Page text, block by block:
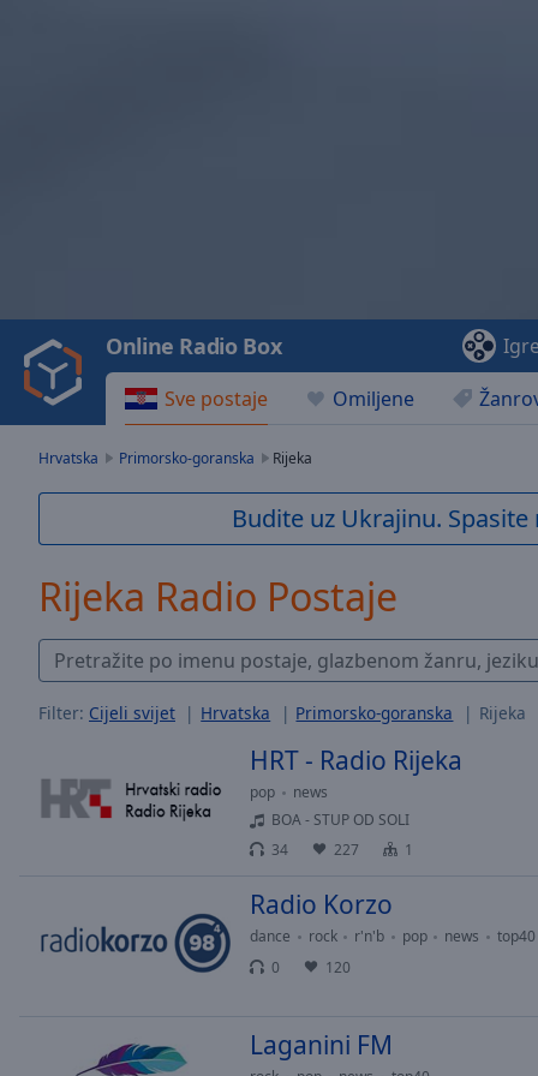
Video
Play
Backward
Skip
Current
Duration
Loaded
Stream
TypeLIVE
behind
LIVE
Sve postaje Omiljene
Online Radio Box Igre
Hrvatska Primorsko-goranska Rijeka
Budite uz Ukrajinu.
Rijeka Radio Postaje
Filter: Cijeli svijet Hrvatska Primorsko-goranska Rijeka
HRT - Radio Rijeka
pop
news
BOA - STUP OD SOLI
34
227 1
Radio Korzo
dance rock r'n'b pop news
top40
0
120
Laganini FM